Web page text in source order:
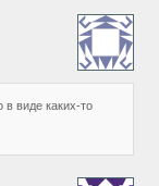
виде каких-то